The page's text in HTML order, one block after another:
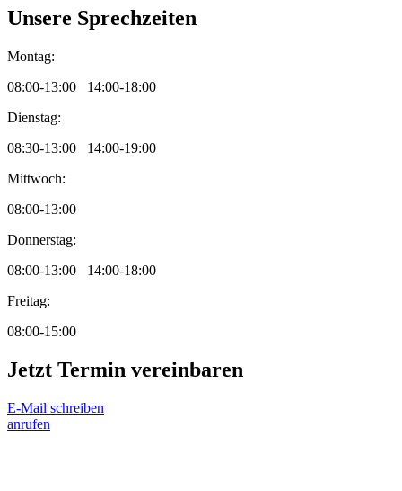
Unsere Sprechzeiten
Montag:
08:00-13:00 14:00-18:00
Dienstag:
08:30-13:00 14:00-19:00
Mittwoch:
08:00-13:00
Donnerstag:
08:00-13:00 14:00-18:00
Freitag:
08:00-15:00
Jetzt Termin vereinbaren
E-Mail schreiben
anrufen